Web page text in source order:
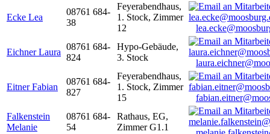
Ecke Lea
08761 684-
38
Feyerabendhaus,
1. Stock, Zimmer
12
Eichner Laura
08761 684-
824
Hypo-Gebäude,
3. Stock
Eitner Fabian
08761 684-
827
Feyerabendhaus,
1. Stock, Zimmer
15
Falkenstein
Melanie
08761 684-
54
Rathaus, EG,
Zimmer G1.1